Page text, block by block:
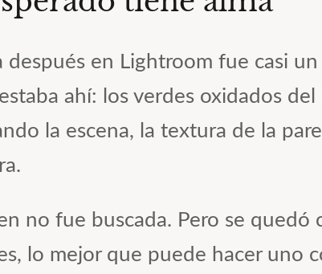
después en Lightroom fue casi
ahí: los verdes oxidados
la escena, la textura de la
no fue buscada. Pero se
lo mejor que puede hacer uno